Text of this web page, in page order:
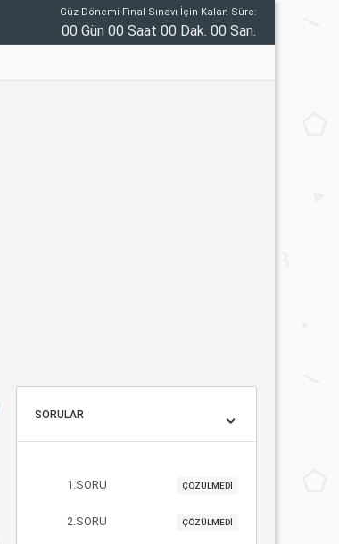
Güz Dönemi Final Sınavı İçin Kalan Süre:
00 Gün 00 Saat 00 Dak. 00 San.
SORULAR
1.SORU ÇÖZÜLMEDİ
2.SORU ÇÖZÜLMEDİ